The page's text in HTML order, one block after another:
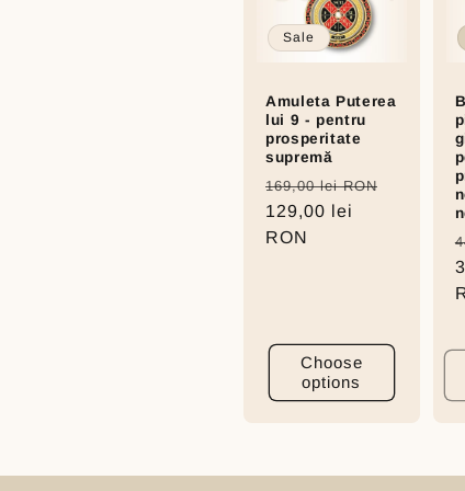
o
n
Sale
Amuleta Puterea
lui 9 - pentru
prosperitate
supremă
Regular
price
169,00 lei RON
129,00 lei
RON
Choose
options